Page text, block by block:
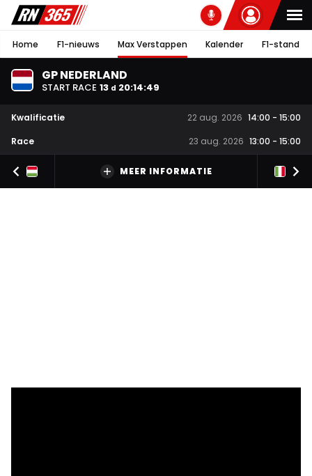
Home F1-nieuws Max Verstappen Kalender F1-stand
GP NEDERLAND
START RACE 13 d 20:14:49
Kwalificatie 22 aug. 2026 14:00 - 15:00
Race
23 aug. 2026 13:00 - 15:00
MEER INFORMATIE